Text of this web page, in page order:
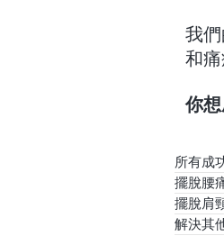
我
和
你
所有成
擺脫腰
擺脫肩
解決其